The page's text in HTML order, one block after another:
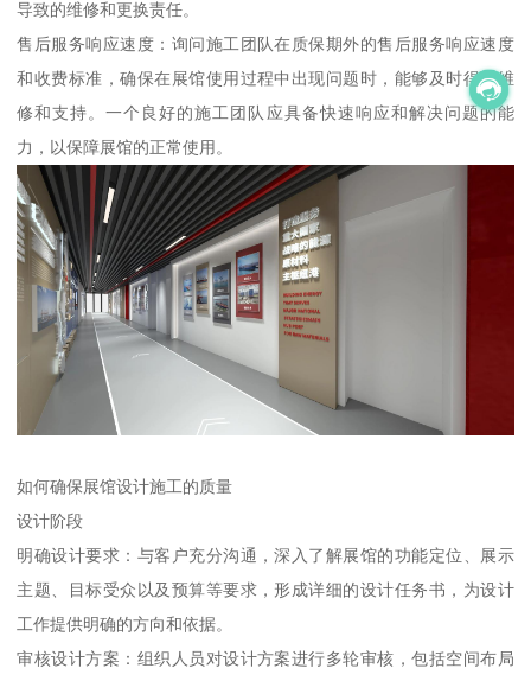
导致的维修和更换责任。
售后服务响应速度：询问施工团队在质保期外的售后服务响应速度
和收费标准，确保在展馆使用过程中出现问题时，能够及时得到维
修和支持。一个良好的施工团队应具备快速响应和解决问题的能
力，以保障展馆的正常使用。
如何确保展馆设计施工的质量
设计阶段
明确设计要求：与客户充分沟通，深入了解展馆的功能定位、展示
主题、目标受众以及预算等要求，形成详细的设计任务书，为设计
工作提供明确的方向和依据。
审核设计方案：组织人员对设计方案进行多轮审核，包括空间布局